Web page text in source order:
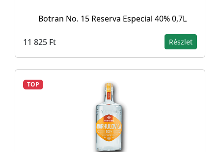
Botran No. 15 Reserva Especial 40% 0,7L
11 825 Ft Részlet
TOP